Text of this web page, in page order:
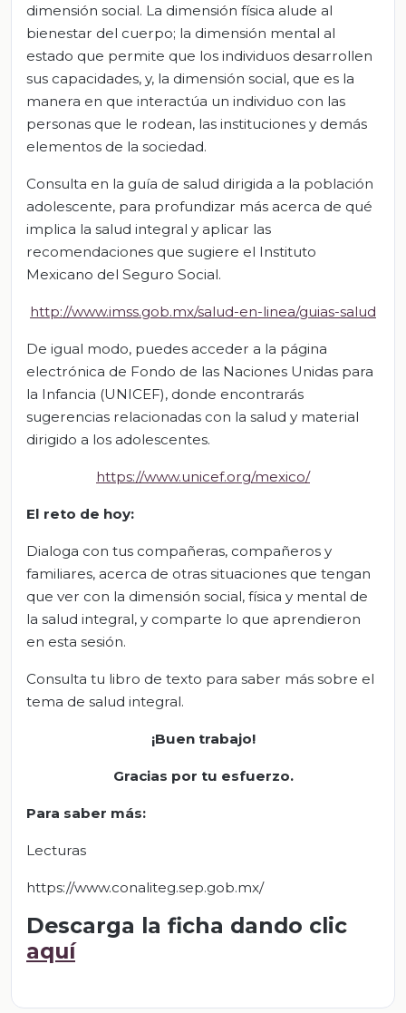
dimensión social. La dimensión física alude al
bienestar del cuerpo; la dimensión mental al
estado que permite que los individuos desarrollen
sus capacidades, y, la dimensión social, que es la
manera en que interactúa un individuo con las
personas que le rodean, las instituciones y demás
elementos de la sociedad.
Consulta en la guía de salud dirigida a la población
adolescente, para profundizar más acerca de qué
implica la salud integral y aplicar las
recomendaciones que sugiere el Instituto
Mexicano del Seguro Social.
http://www.imss.gob.mx/salud-en-linea/guias-salud
De igual modo, puedes acceder a la página
electrónica de Fondo de las Naciones Unidas para
la Infancia (UNICEF), donde encontrarás
sugerencias relacionadas con la salud y material
dirigido a los adolescentes.
https://www.unicef.org/mexico/
El reto de hoy:
Dialoga con tus compañeras, compañeros y
familiares, acerca de otras situaciones que tengan
que ver con la dimensión social, física y mental de
la salud integral, y comparte lo que aprendieron
en esta sesión.
Consulta tu libro de texto para saber más sobre el
tema de salud integral.
¡Buen trabajo!
Gracias por tu esfuerzo.
Para saber más:
Lecturas
https://www.conaliteg.sep.gob.mx/
Descarga la ficha dando clic
aquí